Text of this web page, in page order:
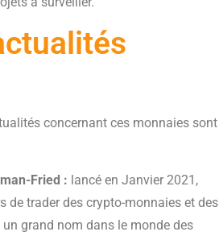
concernant ces monnaies sont
Fried : lancé en Janvier 2021,
de trader des crypto-monnaies et des
grand nom dans le monde des